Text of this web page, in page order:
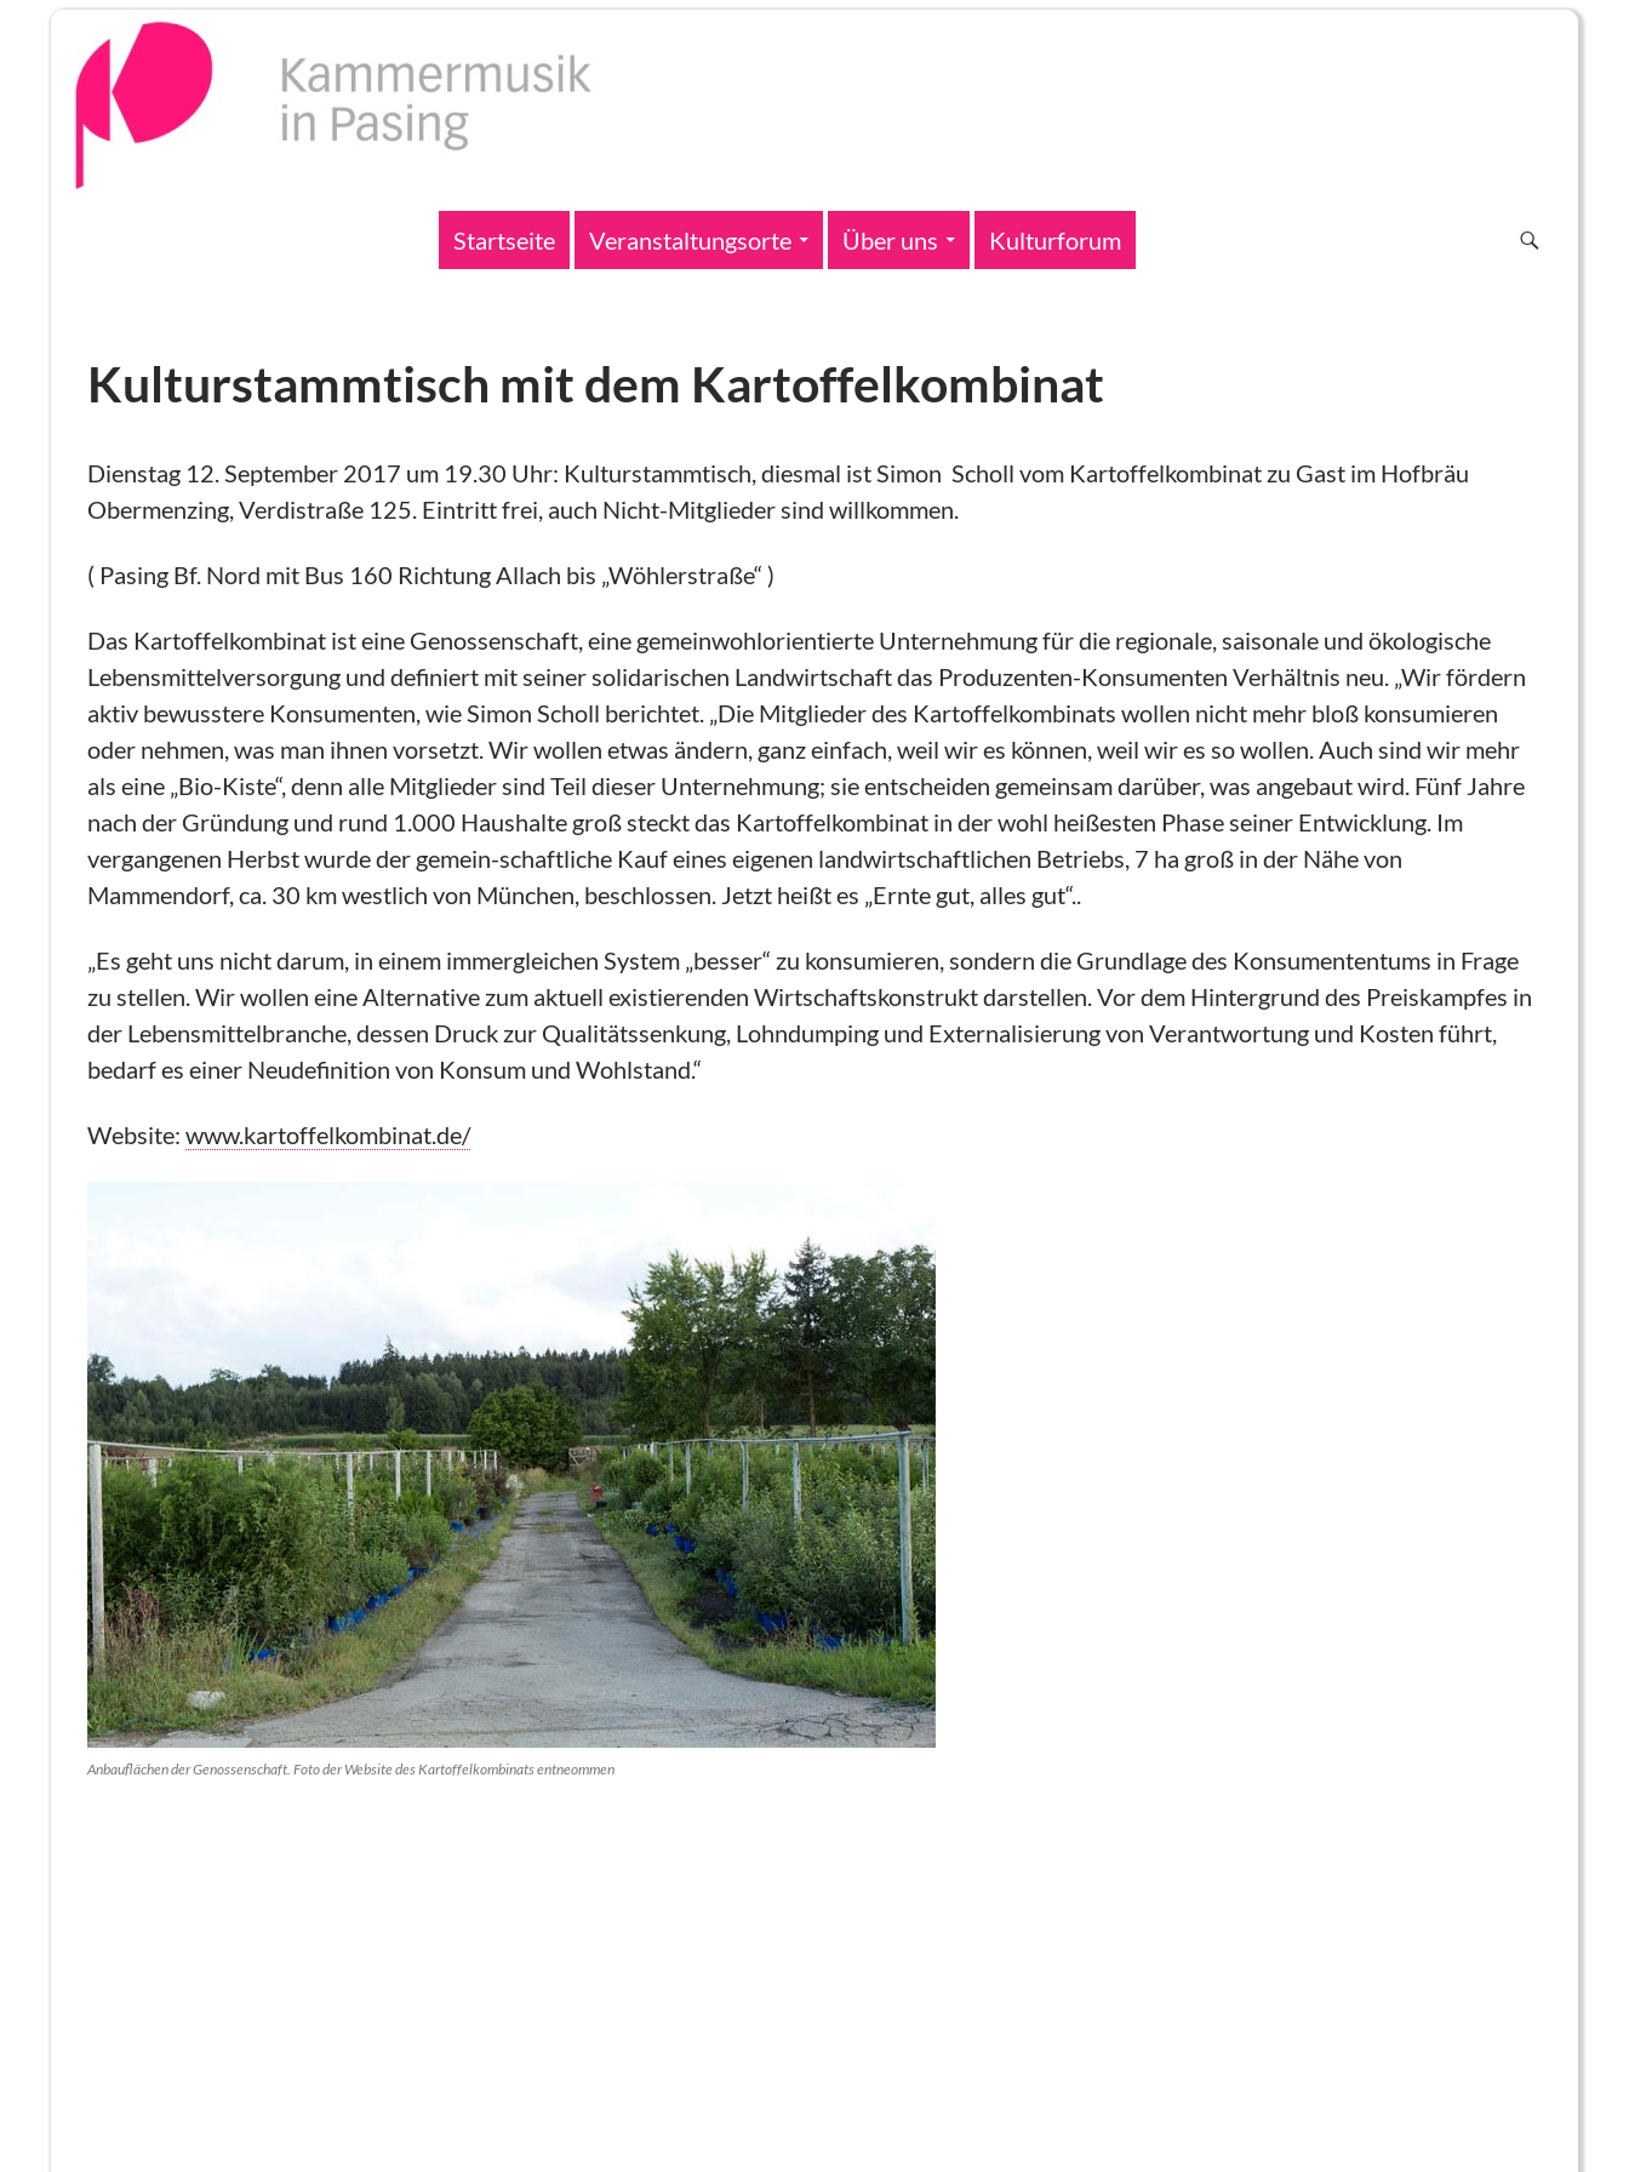
Startseite Veranstaltungsorte Über uns Kulturforum
Kulturstammtisch mit dem Kartoffelkombinat
Dienstag 12. September 2017 um 19.30 Uhr: Kulturstammtisch, diesmal ist Simon Scholl vom Kartoffelkombinat zu Gast im Hofbräu
Obermenzing, Verdistraße 125. Eintritt frei, auch Nicht-Mitglieder sind willkommen.
( Pasing Bf. Nord mit Bus 160 Richtung Allach bis „Wöhlerstraße“ )
Das Kartoffelkombinat ist eine Genossenschaft, eine gemeinwohlorientierte Unternehmung für die regionale, saisonale und ökologische
Lebensmittelversorgung und definiert mit seiner solidarischen Landwirtschaft das Produzenten-Konsumenten Verhältnis neu. „Wir fördern
aktiv bewusstere Konsumenten, wie Simon Scholl berichtet. „Die Mitglieder des Kartoffelkombinats wollen nicht mehr bloß konsumieren
oder nehmen, was man ihnen vorsetzt. Wir wollen etwas ändern, ganz einfach, weil wir es können, weil wir es so wollen. Auch sind wir mehr
als eine „Bio-Kiste“, denn alle Mitglieder sind Teil dieser Unternehmung; sie entscheiden gemeinsam darüber, was angebaut wird. Fünf Jahre
nach der Gründung und rund 1.000 Haushalte groß steckt das Kartoffelkombinat in der wohl heißesten Phase seiner Entwicklung. Im
vergangenen Herbst wurde der gemein-schaftliche Kauf eines eigenen landwirtschaftlichen Betriebs, 7 ha groß in der Nähe von
Mammendorf, ca. 30 km westlich von München, beschlossen. Jetzt heißt es „Ernte gut, alles gut“..
„Es geht uns nicht darum, in einem immergleichen System „besser“ zu konsumieren, sondern die Grundlage des Konsumententums in Frage
zu stellen. Wir wollen eine Alternative zum aktuell existierenden Wirtschaftskonstrukt darstellen. Vor dem Hintergrund des Preiskampfes in
der Lebensmittelbranche, dessen Druck zur Qualitätssenkung, Lohndumping und Externalisierung von Verantwortung und Kosten führt,
bedarf es einer Neudefinition von Konsum und Wohlstand.“
Website: www.kartoffelkombinat.de/
Anbauflächen der Genossenschaft. Foto der Website des Kartoffelkombinats entneommen